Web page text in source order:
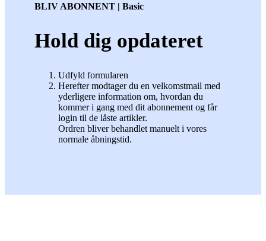
BLIV ABONNENT | Basic
Hold dig opdateret
Udfyld formularen
Herefter modtager du en velkomstmail med
yderligere information om, hvordan du
kommer i gang med dit abonnement og får
login til de låste artikler.
Ordren bliver behandlet manuelt i vores
normale åbningstid.